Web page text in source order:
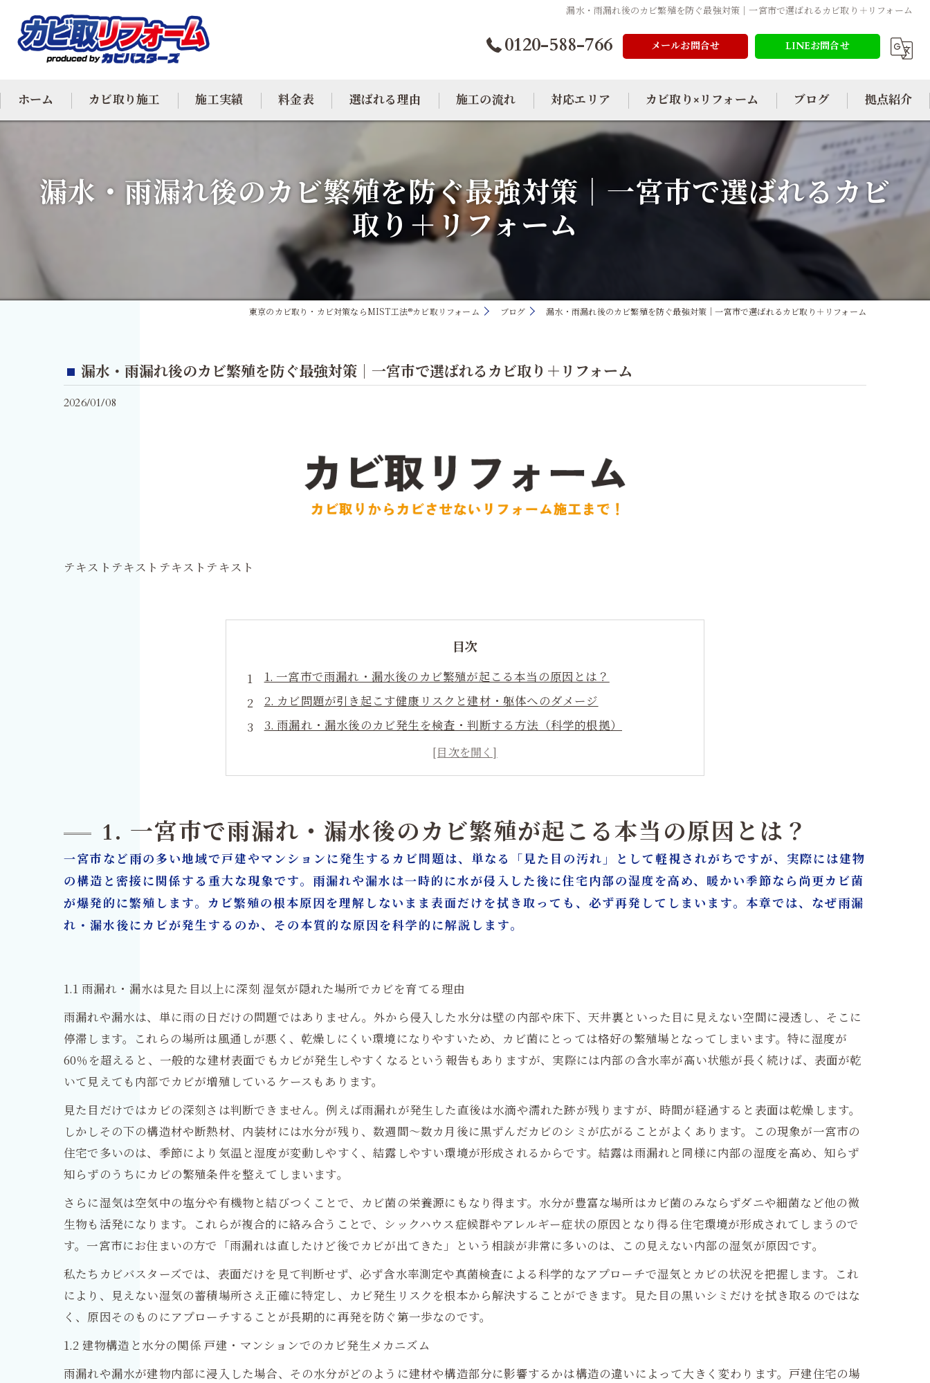
漏水・雨漏れ後のカビ繁殖を防ぐ最強対策｜一宮市で選ばれるカビ取り＋リフォーム
0120-588-766 メールお問合せ LINEお問合せ
ホーム カビ取り施工
カビ除去
施工実績 料金表 選ばれる理由 施工の流れ 対応エリア
大阪のカビ取り
東京のカビ取り
愛知のカビ取り
カビ取り×リフォーム ブログ 拠点紹介
漏水・雨漏れ後のカビ繁殖を防ぐ最強対策｜一宮市で選ばれるカビ
取り＋リフォーム
東京のカビ取り・カビ対策ならMIST工法®カビ取リフォーム ブログ 漏水・雨漏れ後のカビ繁殖を防ぐ最強対策｜一宮市で選ばれるカビ取り＋リフォーム
漏水・雨漏れ後のカビ繁殖を防ぐ最強対策｜一宮市で選ばれるカビ取り＋リフォーム
2026/01/08
テキストテキストテキストテキスト
目次
1. 一宮市で雨漏れ・漏水後のカビ繁殖が起こる本当の原因とは？
2. カビ問題が引き起こす健康リスクと建材・躯体へのダメージ
3. 雨漏れ・漏水後のカビ発生を検査・判断する方法（科学的根拠）
4. 一般的な表面処理との違い：菌そのものにアプローチするMIST工法®とは？
5. 延焼を防ぐ！漏水後・雨漏れ後のカビ繁殖を根本から断つ対策
7. 他社との違いを比較｜一宮市で選ばれる理由
8. 施工事例紹介：一宮市・名古屋・東京での実際のカビ除去＋リフォーム
9. まずは無料相談！一宮市のカビ取り・リフォームの流れ
カビ取り・カビ対策はカビバスターズ大阪／カビ取リフォーム名古屋・東京へ
1. 一宮市で雨漏れ・漏水後のカビ繁殖が起こる本当の原因とは？
一宮市など雨の多い地域で戸建やマンションに発生するカビ問題は、単なる「見た目の汚れ」として軽視されがちですが、実際には建物
の構造と密接に関係する重大な現象です。雨漏れや漏水は一時的に水が侵入した後に住宅内部の湿度を高め、暖かい季節なら尚更カビ菌
が爆発的に繁殖します。カビ繁殖の根本原因を理解しないまま表面だけを拭き取っても、必ず再発してしまいます。本章では、なぜ雨漏
れ・漏水後にカビが発生するのか、その本質的な原因を科学的に解説します。
1.1 雨漏れ・漏水は見た目以上に深刻 湿気が隠れた場所でカビを育てる理由
雨漏れや漏水は、単に雨の日だけの問題ではありません。外から侵入した水分は壁の内部や床下、天井裏といった目に見えない空間に浸透し、そこに
停滞します。これらの場所は風通しが悪く、乾燥しにくい環境になりやすいため、カビ菌にとっては格好の繁殖場となってしまいます。特に湿度が
60％を超えると、一般的な建材表面でもカビが発生しやすくなるという報告もありますが、実際には内部の含水率が高い状態が長く続けば、表面が乾
いて見えても内部でカビが増殖しているケースもあります。
見た目だけではカビの深刻さは判断できません。例えば雨漏れが発生した直後は水滴や濡れた跡が残りますが、時間が経過すると表面は乾燥します。
しかしその下の構造材や断熱材、内装材には水分が残り、数週間～数カ月後に黒ずんだカビのシミが広がることがよくあります。この現象が一宮市の
住宅で多いのは、季節により気温と湿度が変動しやすく、結露しやすい環境が形成されるからです。結露は雨漏れと同様に内部の湿度を高め、知らず
知らずのうちにカビの繁殖条件を整えてしまいます。
さらに湿気は空気中の塩分や有機物と結びつくことで、カビ菌の栄養源にもなり得ます。水分が豊富な場所はカビ菌のみならずダニや細菌など他の微
生物も活発になります。これらが複合的に絡み合うことで、シックハウス症候群やアレルギー症状の原因となり得る住宅環境が形成されてしまうので
す。一宮市にお住まいの方で「雨漏れは直したけど後でカビが出てきた」という相談が非常に多いのは、この見えない内部の湿気が原因です。
私たちカビバスターズでは、表面だけを見て判断せず、必ず含水率測定や真菌検査による科学的なアプローチで湿気とカビの状況を把握します。これ
により、見えない湿気の蓄積場所さえ正確に特定し、カビ発生リスクを根本から解決することができます。見た目の黒いシミだけを拭き取るのではな
く、原因そのものにアプローチすることが長期的に再発を防ぐ第一歩なのです。
1.2 建物構造と水分の関係 戸建・マンションでのカビ発生メカニズム
雨漏れや漏水が建物内部に浸入した場合、その水分がどのように建材や構造部分に影響するかは構造の違いによって大きく変わります。戸建住宅の場